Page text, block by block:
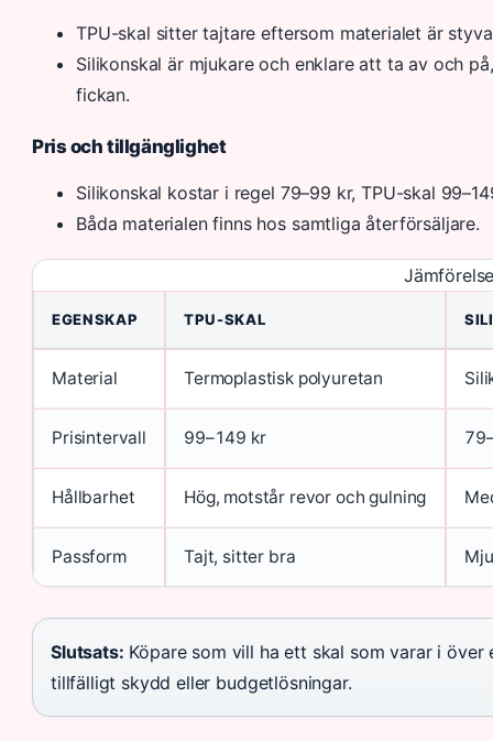
TPU-skal sitter tajtare eftersom materialet är
Silikonskal är mjukare och enklare att ta av och
fickan.
Pris och tillgänglighet
Silikonskal kostar i regel 79–99 kr, TPU-skal
Båda materialen finns hos samtliga återförsäljare.
EGENSKAP TPU-SKAL
Material Termoplastisk polyuretan
Prisintervall 99–149 kr
Hållbarhet Hög, motstår revor och gulning
Passform Tajt, sitter bra
Slutsats: Köpare som vill ha ett skal som varar i
tillfälligt skydd eller budgetlösningar.